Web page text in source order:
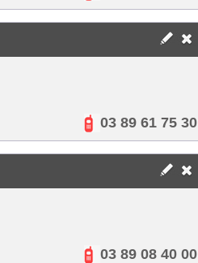
03 89 61 75 30
03 89 08 40 00